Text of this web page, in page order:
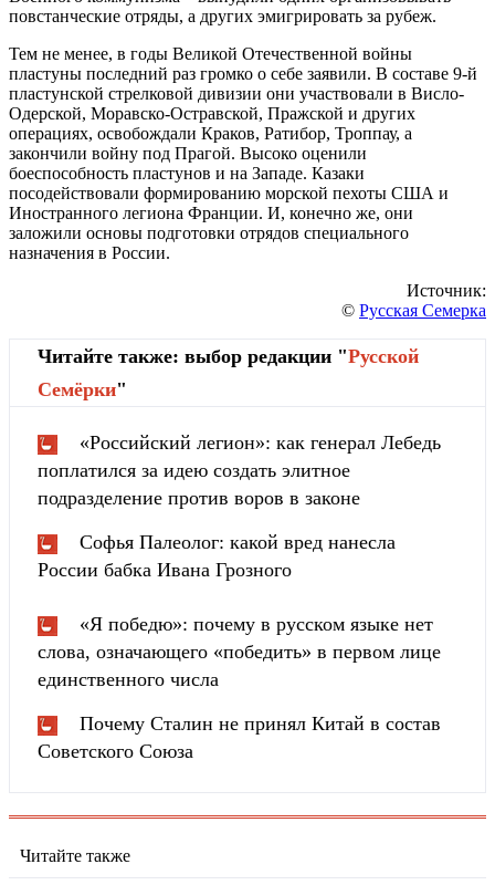
повстанческие отряды, а других эмигрировать за рубеж.
Тем не менее, в годы Великой Отечественной войны
пластуны последний раз громко о себе заявили. В составе 9-й
пластунской стрелковой дивизии они участвовали в Висло-
Одерской, Моравско-Остравской, Пражской и других
операциях, освобождали Краков, Ратибор, Троппау, а
закончили войну под Прагой. Высоко оценили
боеспособность пластунов и на Западе. Казаки
посодействовали формированию морской пехоты США и
Иностранного легиона Франции. И, конечно же, они
заложили основы подготовки отрядов специального
назначения в России.
Источник:
© Русская Семерка
Читайте также: выбор редакции "Русской
Cемёрки"
«Российский легион»: как генерал Лебедь
поплатился за идею создать элитное
подразделение против воров в законе
Софья Палеолог: какой вред нанесла
России бабка Ивана Грозного
«Я победю»: почему в русском языке нет
слова, означающего «победить» в первом лице
единственного числа
Почему Сталин не принял Китай в состав
Советского Союза
Читайте также